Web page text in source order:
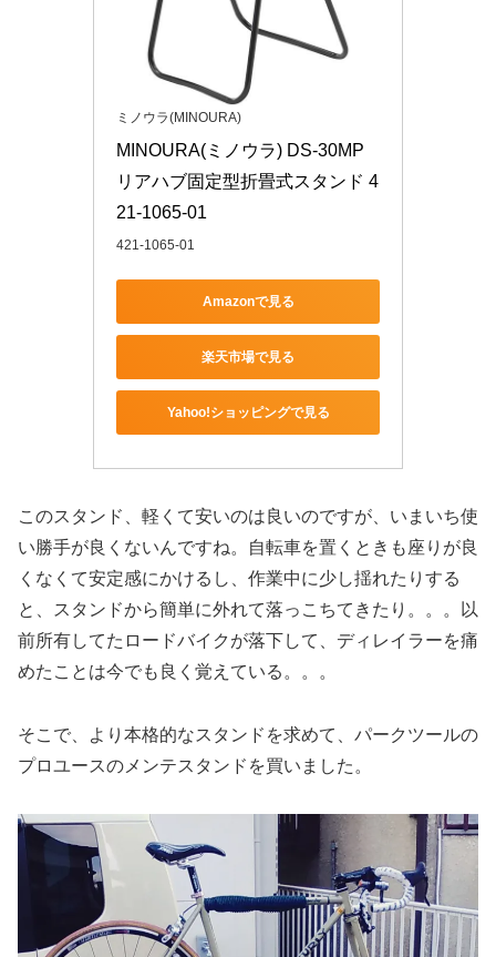
ミノウラ(MINOURA)
MINOURA(ミノウラ) DS-30MP
リアハブ固定型折畳式スタンド 4
21-1065-01
421-1065-01
Amazonで見る
楽天市場で見る
Yahoo!ショッピングで見る
このスタンド、軽くて安いのは良いのですが、いまいち使
い勝手が良くないんですね。自転車を置くときも座りが良
くなくて安定感にかけるし、作業中に少し揺れたりする
と、スタンドから簡単に外れて落っこちてきたり。。。以
前所有してたロードバイクが落下して、ディレイラーを痛
めたことは今でも良く覚えている。。。
そこで、より本格的なスタンドを求めて、パークツールの
プロユースのメンテスタンドを買いました。